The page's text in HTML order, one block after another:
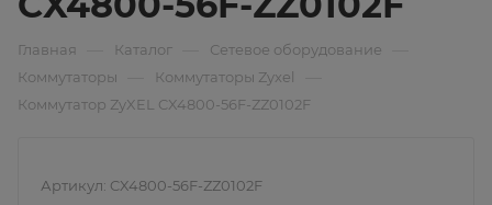
Главная Каталог Сетевое оборудование
Коммутаторы Коммутаторы Zyxel
Коммутатор ZyXEL CX4800-56F-ZZ0102F
Артикул: CX4800-56F-ZZ0102F